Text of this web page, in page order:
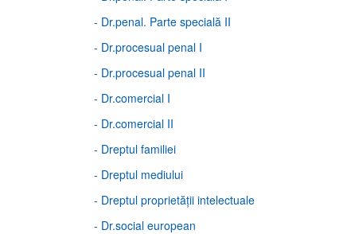
- Dr.penal. Parte specială II
- Dr.procesual penal I
- Dr.procesual penal II
- Dr.comercial I
- Dr.comercial II
- Dreptul familiei
- Dreptul mediului
- Dreptul proprietăţii intelectuale
- Dr.social european